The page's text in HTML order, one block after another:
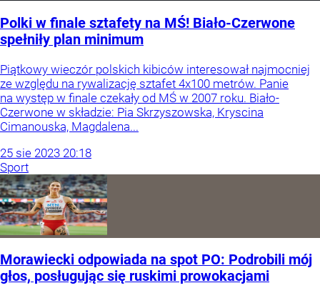
Polki w finale sztafety na MŚ! Biało-Czerwone
spełniły plan minimum
Piątkowy wieczór polskich kibiców interesował najmocniej
ze względu na rywalizację sztafet 4x100 metrów. Panie
na występ w finale czekały od MŚ w 2007 roku. Biało-
Czerwone w składzie: Pia Skrzyszowska, Kryscina
Cimanouska, Magdalena...
25 sie 2023 20:18
Sport
Morawiecki odpowiada na spot PO: Podrobili mój
głos, posługując się ruskimi prowokacjami